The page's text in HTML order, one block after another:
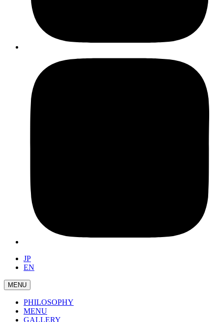
JP
EN
MENU
PHILOSOPHY
MENU
GALLERY